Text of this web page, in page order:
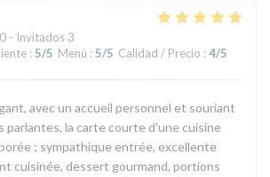
- Invitados 3
: 5/5 Menú : 5/5 Calidad / Precio : 4/5
avec un accueil personnel et souriant
parlantes, la carte courte d'une cuisine
; sympathique entrée, excellente
cuisinée, dessert gourmand, portions